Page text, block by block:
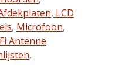
, LCD
, Microfoon,
Antenne